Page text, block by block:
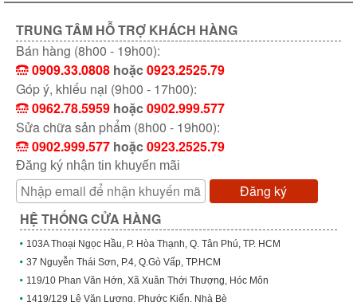
TRUNG TÂM HỖ TRỢ KHÁCH HÀNG
Bán hàng (8h00 - 19h00):
0909.33.0808 hoặc0923.2525.79
Góp ý, khiếu nại (9h00 - 17h00):
0962.78.5959 hoặc0902.999.577
Sửa chữa sản phẩm (8h00 - 19h00):
0902.999.577 hoặc0923.2525.79
Đăng ký nhận tin khuyến mãi
Đăng ký
HỆ THỐNG CỬA HÀNG
103A Thoại Ngọc Hầu, P. Hòa Thạnh, Q. Tân Phú, TP. HCM
37 Nguyễn Thái Sơn, P.4, Q.Gò Vấp, TP.HCM
119/10 Phan Văn Hớn, Xã Xuân Thới Thượng, Hóc Môn
1419/129 Lê Văn Lương, Phước Kiển, Nhà Bè